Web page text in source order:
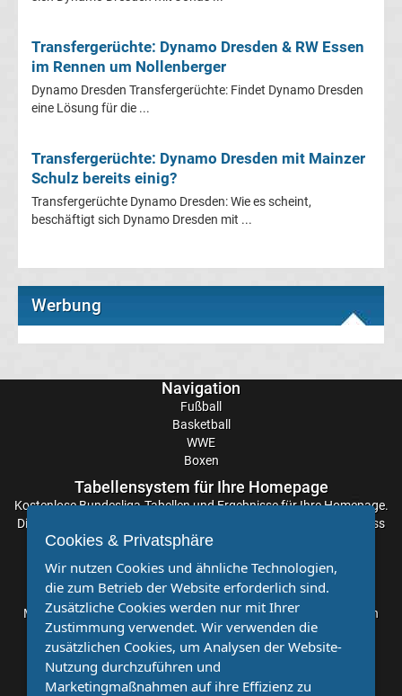
Transfergerüchte
Dynamo
Dresden
Transfergerüchte
Braunschweig
Eintracht
Transfergerüchte
FC
Augsburg
Transfergerüchte: Dynamo Dresden & RW Essen
im Rennen um Nollenberger
Dynamo Dresden Transfergerüchte: Findet Dynamo Dresden
eine Lösung für die ...
Transfergerüchte: Dynamo Dresden mit Mainzer
Schulz bereits einig?
Transfergerüchte Dynamo Dresden: Wie es scheint,
beschäftigt sich Dynamo Dresden mit ...
Werbung
Navigation
Fußball
Basketball
WWE
Boxen
Tabellensystem für Ihre Homepage
KostenloseBundesliga-Tabellenund Ergebnisse für Ihre Homepage.
Die Aktualisierung der Ergebnisse erfolgt alle paar Minuten, sodass
Sie stets auf dem Laufenden sind. Einfache und schnelle
Partnervereine
Möchten Sie, dass auch Ihr Verein mehr Beachtung findet? Dann
sind Sie bei uns genau richtig. Wir suchen Ihren Verein für eine
kostenlose Kooperation. Veröffentlichen Sie Ihre Spielberichte,
Sportnachrichten und Aufrufe bei uns!
Cookies & Privatsphäre
Wir nutzen Cookies und ähnliche Technologien,
die zum Betrieb der Website erforderlich sind.
Zusätzliche Cookies werden nur mit Ihrer
Zustimmung verwendet. Wir verwenden die
zusätzlichen Cookies, um Analysen der Website-
Nutzung durchzuführen und
Marketingmaßnahmen auf ihre Effizienz zu